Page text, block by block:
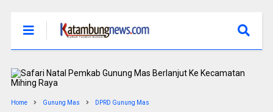
Home Gunung Mas DPRD Gunung Mas